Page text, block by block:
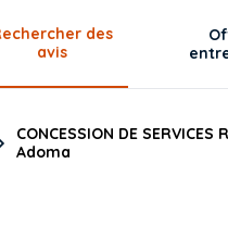
des
avis
CONCESSION DE SERVICES
Adoma